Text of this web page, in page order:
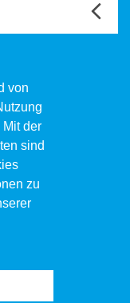
von
Mit der
sind
zu